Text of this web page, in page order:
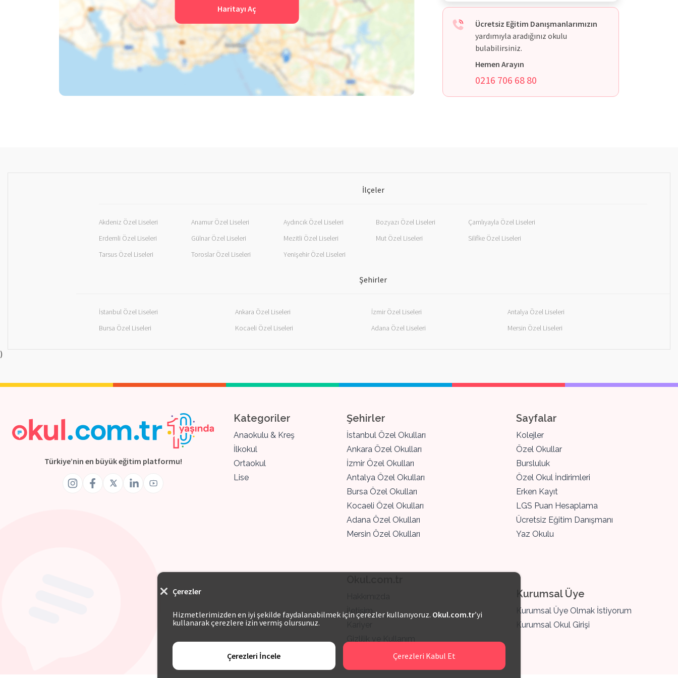
Haritayı Aç
Ücretsiz Eğitim Danışmanlarımızın
yardımıyla aradığınız okulu
bulabilirsiniz.
Hemen Arayın
0216 706 68 80
İlçeler
Akdeniz Özel Liseleri Anamur Özel Liseleri Aydıncık Özel Liseleri Bozyazı Özel Liseleri
Çamlıyayla Özel Liseleri
Erdemli Özel Liseleri
Gülnar Özel Liseleri Mezitli Özel Liseleri Mut Özel Liseleri
Silifke Özel Liseleri
Tarsus Özel Liseleri
Toroslar Özel Liseleri Yenişehir Özel Liseleri
Şehirler
İstanbul Özel Liseleri Ankara Özel Liseleri İzmir Özel Liseleri
Antalya Özel Liseleri
Bursa Özel Liseleri
Kocaeli Özel Liseleri Adana Özel Liseleri Mersin Özel Liseleri
)
Türkiye’nin en büyük eğitim platformu!
Kategoriler
Anaokulu & Kreş
İlkokul
Ortaokul
Lise
Şehirler
İstanbul Özel Okulları
Ankara Özel Okulları
İzmir Özel Okulları
Antalya Özel Okulları
Bursa Özel Okulları
Kocaeli Özel Okulları
Adana Özel Okulları
Mersin Özel Okulları
İletişim
Sayfalar
Kolejler
Özel Okullar
Bursluluk
Özel Okul İndirimleri
Erken Kayıt
LGS Puan Hesaplama
Ücretsiz Eğitim Danışmanı
Yaz Okulu
Kurumsal Üye
Kurumsal Üye Olmak İstiyorum
Kurumsal Okul Girişi
Çerezler
Hizmetlerimizden en iyi şekilde faydalanabilmek için çerezler kullanıyoruz. Okul.com.tr’yi
kullanarak çerezlere izin vermiş olursunuz.
Çerezleri İncele Çerezleri Kabul Et